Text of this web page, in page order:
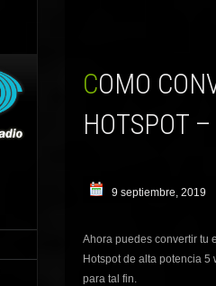
COMO CONVERTIR TU RADIODDITY GD77 EN UN
HOTSPOT
9 septiembre, 2019
Ahora puedes convertir tu
Hotspot de alta potencia
para tal fin.